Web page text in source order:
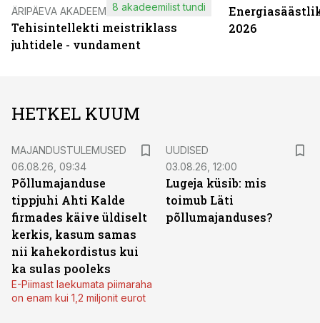
ÄRIPÄEVA AKADEEMIA
Tehisintellekti meistriklass
juhtidele - vundament
8 akadeemilist tundi
2026
HETKEL KUUM
MAJANDUSTULEMUSED
06.08.26, 09:34
Põllumajanduse
tippjuhi Ahti Kalde
firmades käive üldiselt
kerkis, kasum samas
nii kahekordistus kui
ka sulas pooleks
E-Piimast laekumata piimaraha
on enam kui 1,2 miljonit eurot
UUDISED
03.08.26, 12:00
Lugeja küsib: mis
toimub Läti
põllumajanduses?